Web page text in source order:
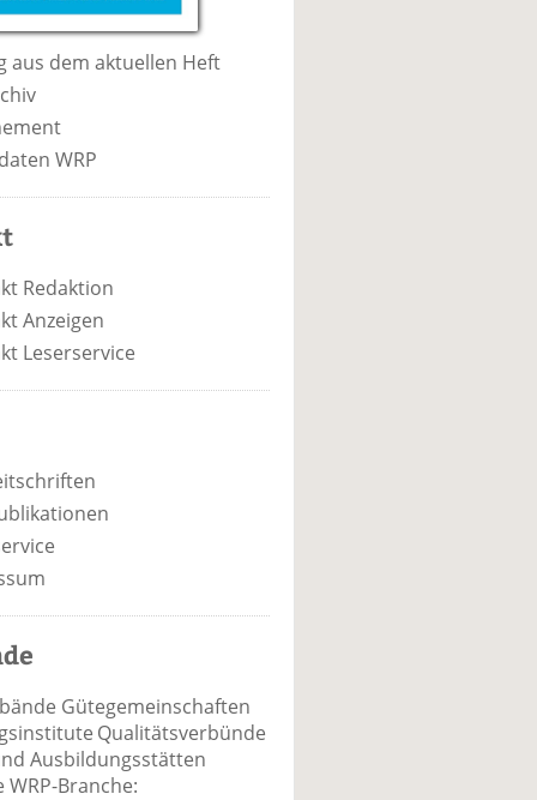
aus dem aktuellen Heft
WRP
Redaktion
Anzeigen
Leserservice
Gütegemeinschaften
Qualitätsverbünde
Ausbildungsstätten
Branche: